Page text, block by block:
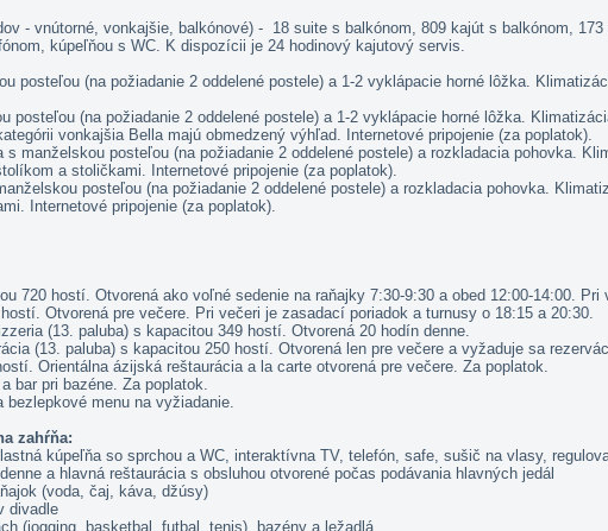
- vnútorné, vonkajšie, balkónové) - 18 suite s balkónom, 809 kajút s balkónom,
kúpeľňou s WC. K dispozícii je 24 hodinový kajutový servis.
posteľou (na požiadanie 2 oddelené postele) a 1-2 vyklápacie horné lôžka.
posteľou (na požiadanie 2 oddelené postele) a 1-2 vyklápacie horné lôžka.
vonkajšia Bella majú obmedzený výhľad. Internetové pripojenie (za poplatok).
s manželskou posteľou (na požiadanie 2 oddelené postele) a rozkladacia pohovka.
a stoličkami. Internetové pripojenie (za poplatok).
posteľou (na požiadanie 2 oddelené postele) a rozkladacia pohovka.
Internetové pripojenie (za poplatok).
720 hostí. Otvorená ako voľné sedenie na raňajky 7:30-9:30 a obed 12:00-14:00.
Otvorená pre večere. Pri večeri je zasadací poriadok a turnusy o 18:15 a 20:30.
(13. paluba) s kapacitou 349 hostí. Otvorená 20 hodín denne.
(13. paluba) s kapacitou 250 hostí. Otvorená len pre večere a vyžaduje sa
Orientálna ázijská reštaurácia a la carte otvorená pre večere. Za poplatok.
bar pri bazéne. Za poplatok.
menu na vyžiadanie.
zahŕňa:
kúpeľňa so sprchou a WC, interaktívna TV, telefón, safe, sušič na vlasy,
a hlavná reštaurácia s obsluhou otvorené počas podávania hlavných jedál
(voda, čaj, káva, džúsy)
divadle
(jogging, basketbal, futbal, tenis), bazény a ležadlá